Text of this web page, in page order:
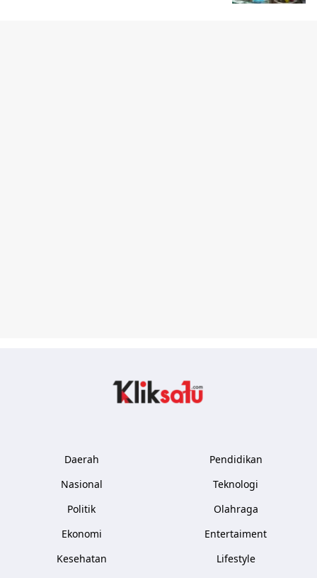
Daerah
Nasional
Politik
Ekonomi
Kesehatan
Pendidikan
Teknologi
Olahraga
Entertaiment
Lifestyle